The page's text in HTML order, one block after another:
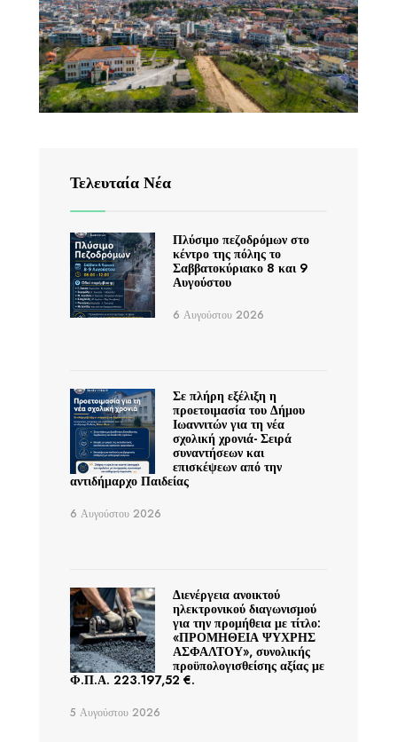
Τελευταία Νέα
Πλύσιμο πεζοδρόμων στο
κέντρο της πόλης το
Σαββατοκύριακο 8 και 9
Αυγούστου
6 Αυγούστου 2026
Σε πλήρη εξέλιξη η
προετοιμασία του Δήμου
Ιωαννιτών για τη νέα
σχολική χρονιά- Σειρά
συναντήσεων και
επισκέψεων από την
αντιδήμαρχο Παιδείας
6 Αυγούστου 2026
Διενέργεια ανοικτού
ηλεκτρονικού διαγωνισμού
για την προμήθεια με τίτλο:
«ΠΡΟΜΗΘΕΙΑ ΨΥΧΡΗΣ
ΑΣΦΑΛΤΟΥ», συνολικής
προϋπολογισθείσης αξίας με
Φ.Π.Α. 223.197,52 €.
5 Αυγούστου 2026